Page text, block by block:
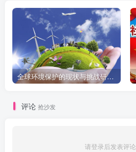
全球环境保护的现状与挑战研究报告
评论 抢沙发
请登录后发表评论